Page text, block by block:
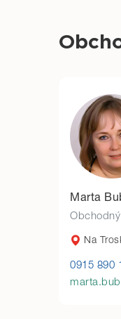
Marta
Na
0915 890